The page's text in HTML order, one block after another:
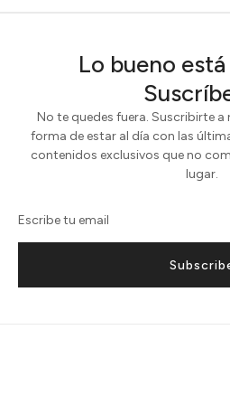
Lo bueno
No te quedes fuera. Suscribirte
forma de estar al día con las
contenidos exclusivos que no
lugar.